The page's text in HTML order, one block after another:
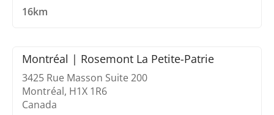
16km
Montréal | Rosemont La Petite-Patrie
3425 Rue Masson Suite 200
Montréal, H1X 1R6
Canada